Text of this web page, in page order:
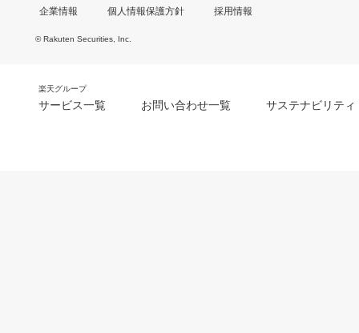
企業情報 個人情報保護方針 採用情報
© Rakuten Securities, Inc.
楽天グループ
サービス一覧 お問い合わせ一覧 サステナビリティ